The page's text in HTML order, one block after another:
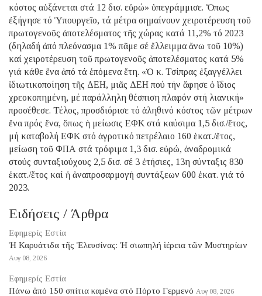
κόστος αὐξάνεται στά 12 δισ. εὐρώ» ὑπεγράμμισε. Ὅπως
ἐξήγησε τό Ὑπουργεῖο, τά μέτρα σημαίνουν χειροτέρευση τοῦ
πρωτογενοῦς ἀποτελέσματος τῆς χώρας κατά 11,2% τό 2023
(δηλαδή ἀπό πλεόνασμα 1% πᾶμε σέ ἔλλειμμα ἄνω τοῦ 10%)
καί χειροτέρευση τοῦ πρωτογενοῦς ἀποτελέσματος κατά 5%
γιά κάθε ἕνα ἀπό τά ἑπόμενα ἔτη. «Ὁ κ. Τσίπρας ἐξαγγέλλει
ἰδιωτικοποίηση τῆς ΔΕΗ, μιᾶς ΔΕΗ πού τήν ἄφησε ὁ ἴδιος
χρεοκοπημένη, μέ παράλληλη θέσπιση πλαφόν στή λιανική»
προσέθεσε. Τέλος, προσδιόρισε τό ἀληθινό κόστος τῶν μέτρων
ἕνα πρός ἕνα, ὅπως ἡ μείωσις ΕΦΚ στά καύσιμα 1,5 δισ./ἔτος,
μή καταβολή ΕΦΚ στό ἀγροτικό πετρέλαιο 160 ἑκατ./ἔτος,
μείωση τοῦ ΦΠΑ στά τρόφιμα 1,3 δισ. εὐρώ, ἀναδρομικά
στούς συνταξιούχους 2,5 δισ. σέ 3 ἐτήσιες, 13η σύνταξις 830
ἑκατ./ἔτος καί ἡ ἀναπροσαρμογή συντάξεων 600 ἑκατ. γιά τό
2023.
Ειδήσεις / Άρθρα
Εφημερίς Εστία
Ἡ Καρυάτιδα τῆς Ἐλευσίνας: Ἡ σιωπηλή ἱέρεια τῶν Μυστηρίων
Αυγ 08, 2026
Εφημερίς Εστία
Πάνω ἀπό 150 σπίτια καμένα στό Πόρτο Γερμενό Αυγ 08, 2026